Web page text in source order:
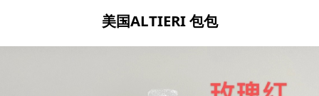
美国ALTIERI 包包